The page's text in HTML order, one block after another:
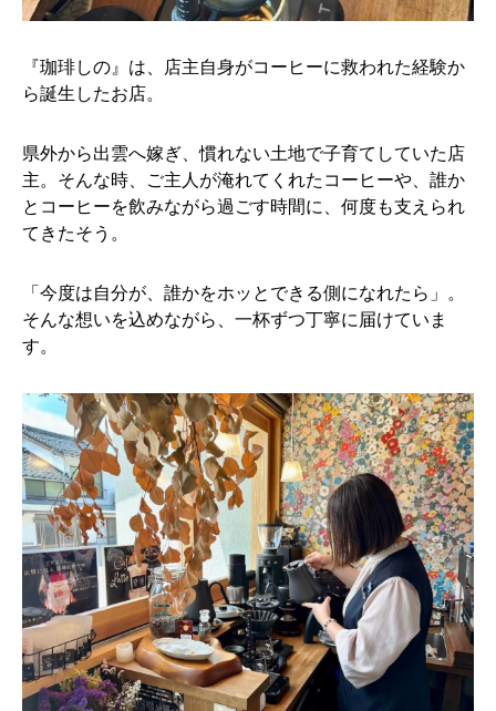
『珈琲しの』は、店主自身がコーヒーに救われた経験か
ら誕生したお店。
県外から出雲へ嫁ぎ、慣れない土地で子育てしていた店
主。そんな時、ご主人が淹れてくれたコーヒーや、誰か
とコーヒーを飲みながら過ごす時間に、何度も支えられ
てきたそう。
「今度は自分が、誰かをホッとできる側になれたら」。
そんな想いを込めながら、一杯ずつ丁寧に届けていま
す。